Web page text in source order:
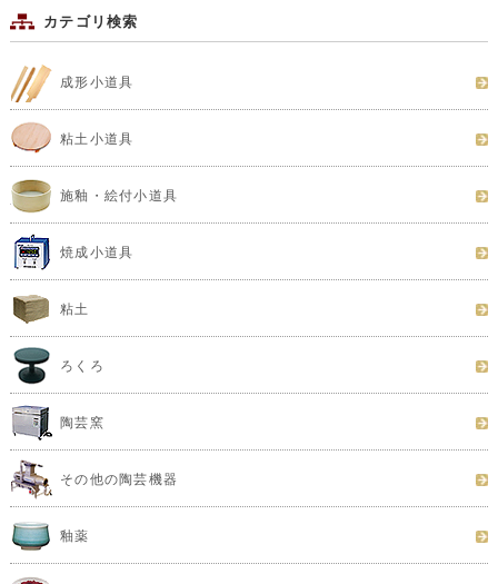
カテゴリ検索
成形小道具
粘土小道具
施釉・絵付小道具
焼成小道具
粘土
ろくろ
陶芸窯
その他の陶芸機器
釉薬